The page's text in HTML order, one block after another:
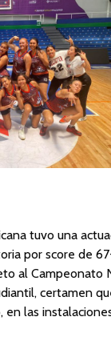
tuvo una
por score de
al Campeonato
certamen
las